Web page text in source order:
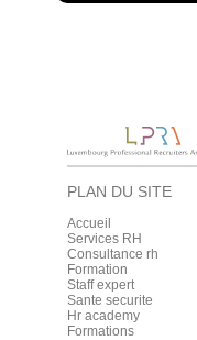
PLAN DU SITE
Accueil
Services RH
Consultance rh
Formation
Staff expert
Sante securite
Hr academy
Formations